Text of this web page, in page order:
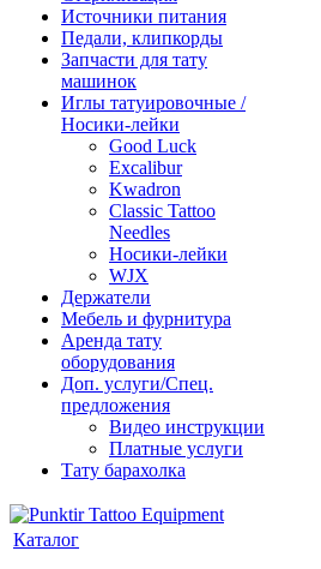
Источники питания
Педали, клипкорды
Запчасти для тату
машинок
Иглы татуировочные /
Носики-лейки
Good Luck
Excalibur
Kwadron
Classic Tattoo
Needles
Носики-лейки
WJX
Держатели
Мебель и фурнитура
Аренда тату
оборудования
Доп. услуги/Спец.
предложения
Видео инструкции
Платные услуги
Тату барахолка
Каталог